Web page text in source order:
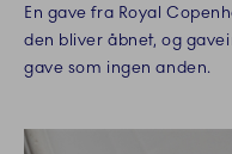
En gave fra Royal
den bliver åbnet, og
gave som ingen anden.